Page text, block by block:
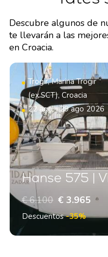
Descubre algunos de
te llevarán a las
en Croacia.
Trogir, Marina Trogir
(ex.SCT), Croacia
22 ago - 29 ago 2026
Hanse 575 |
€ 6.100 € 3.965
Descuentos-35%